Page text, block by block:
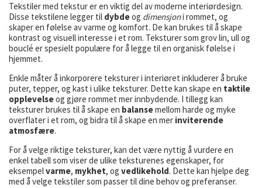
Tekstiler med tekstur er en viktig del av moderne interiørdesign.
Disse tekstilene legger til dybdeog dimensjoni rommet, og
skaper en følelse av varme og komfort. De kan brukes til å skape
kontrast og visuell interesse i et rom. Teksturer som grov lin, ull og
bouclé er spesielt populære for å legge til en organisk følelse i
hjemmet.
Enkle måter å inkorporere teksturer i interiøret inkluderer å bruke
puter, tepper, og kast i ulike teksturer. Dette kan skape en taktile
opplevelseog gjøre rommet mer innbydende. I tillegg kan
teksturer brukes til å skape en balansemellom harde og myke
overflater i et rom, og bidra til å skape en mer inviterende
atmosfære.
For å velge riktige teksturer, kan det være nyttig å vurdere en
enkel tabell som viser de ulike teksturenes egenskaper, for
eksempelvarme, mykhet, og vedlikehold. Dette kan hjelpe deg
med å velge tekstiler som passer til dine behov og preferanser.